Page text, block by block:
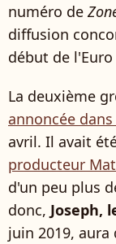
numéro de
diffusion
début de
La deuxième
annoncée
avril. Il avait
producteur
d'un peu plus
donc, Joseph,
juin 2019,